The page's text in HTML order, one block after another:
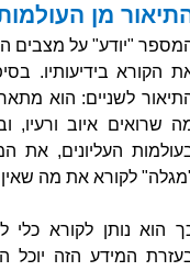
מן
"יודע" על מצבים
הקורא בידיעותיו.
לשניים: הוא
שרואים איוב
העליונים,
לקורא את מה שאין
הוא נותן לקורא כלי
המידע הזה יוכל